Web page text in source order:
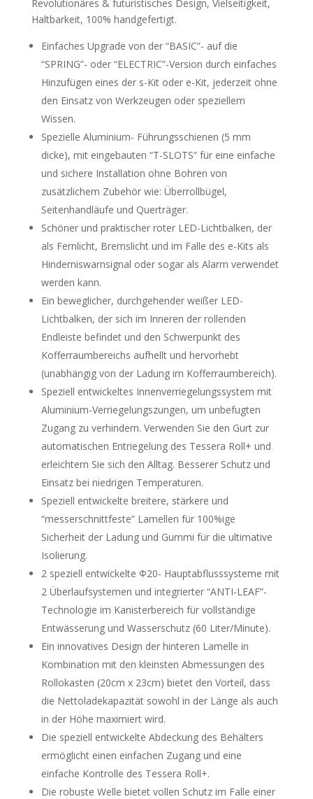
Revolutionäres & futuristisches Design, Vielseitigkeit,
Haltbarkeit, 100% handgefertigt.
Einfaches Upgrade von der “BASIC”- auf die
“SPRING”- oder “ELECTRIC”-Version durch einfaches
Hinzufügen eines der s-Kit oder e-Kit, jederzeit ohne
den Einsatz von Werkzeugen oder speziellem
Wissen.
Spezielle Aluminium- Führungsschienen (5 mm
dicke), mit eingebauten “T-SLOTS” für eine einfache
und sichere Installation ohne Bohren von
zusätzlichem Zubehör wie: Überrollbügel,
Seitenhandläufe und Querträger.
Schöner und praktischer roter LED-Lichtbalken, der
als Fernlicht, Bremslicht und im Falle des e-Kits als
Hinderniswarnsignal oder sogar als Alarm verwendet
werden kann.
Ein beweglicher, durchgehender weißer LED-
Lichtbalken, der sich im Inneren der rollenden
Endleiste befindet und den Schwerpunkt des
Kofferraumbereichs aufhellt und hervorhebt
(unabhängig von der Ladung im Kofferraumbereich).
Speziell entwickeltes Innenverriegelungssystem mit
Aluminium-Verriegelungszungen, um unbefugten
Zugang zu verhindern. Verwenden Sie den Gurt zur
automatischen Entriegelung des Tessera Roll+ und
erleichtern Sie sich den Alltag. Besserer Schutz und
Einsatz bei niedrigen Temperaturen.
Speziell entwickelte breitere, stärkere und
“messerschnittfeste” Lamellen für 100%ige
Sicherheit der Ladung und Gummi für die ultimative
Isolierung.
2 speziell entwickelte Φ20- Hauptabflusssysteme mit
2 Überlaufsystemen und integrierter “ANTI-LEAF”-
Technologie im Kanisterbereich für vollständige
Entwässerung und Wasserschutz (60 Liter/Minute).
Ein innovatives Design der hinteren Lamelle in
Kombination mit den kleinsten Abmessungen des
Rollokasten (20cm x 23cm) bietet den Vorteil, dass
die Nettoladekapazität sowohl in der Länge als auch
in der Höhe maximiert wird.
Die speziell entwickelte Abdeckung des Behälters
ermöglicht einen einfachen Zugang und eine
einfache Kontrolle des Tessera Roll+.
Die robuste Welle bietet vollen Schutz im Falle einer